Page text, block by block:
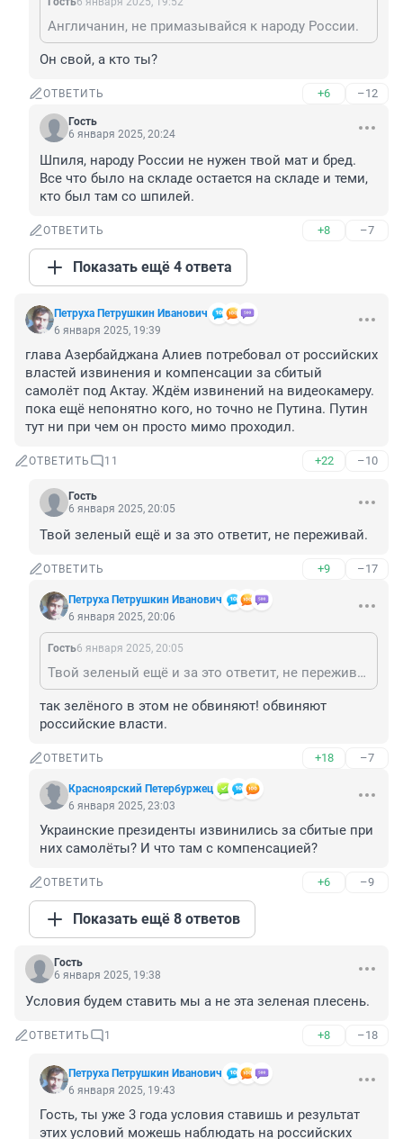
Англичанин, не примазывайся к народу России.
Он свой, а кто ты?
ОТВЕТИТЬ +6 –12
Гость
6 января 2025, 20:24
Шпиля, народу России не нужен твой мат и бред.
Все что было на складе остается на складе и теми,
кто был там со шпилей.
ОТВЕТИТЬ +8 –7
Показать ещё 4 ответа
Петруха Петрушкин Иванович
6 января 2025, 19:39
глава Азербайджана Алиев потребовал от российских
властей извинения и компенсации за сбитый
самолёт под Актау. Ждём извинений на видеокамеру.
пока ещё непонятно кого, но точно не Путина. Путин
тут ни при чем он просто мимо проходил.
ОТВЕТИТЬ 11 +22 –10
Гость
6 января 2025, 20:05
Твой зеленый ещё и за это ответит, не переживай.
ОТВЕТИТЬ +9 –17
Петруха Петрушкин Иванович
6 января 2025, 20:06
Гость6 января 2025, 20:05
Твой зеленый ещё и за это ответит, не переживай.
так зелёного в этом не обвиняют! обвиняют
российские власти.
ОТВЕТИТЬ +18 –7
Красноярский Петербуржец
6 января 2025, 23:03
Украинские президенты извинились за сбитые при
них самолёты? И что там с компенсацией?
ОТВЕТИТЬ +6 –9
Показать ещё 8 ответов
Гость
6 января 2025, 19:38
Условия будем ставить мы а не эта зеленая плесень.
ОТВЕТИТЬ 1 +8 –18
Петруха Петрушкин Иванович
6 января 2025, 19:43
Гость, ты уже 3 года условия ставишь и результат
этих условий можешь наблюдать на российских